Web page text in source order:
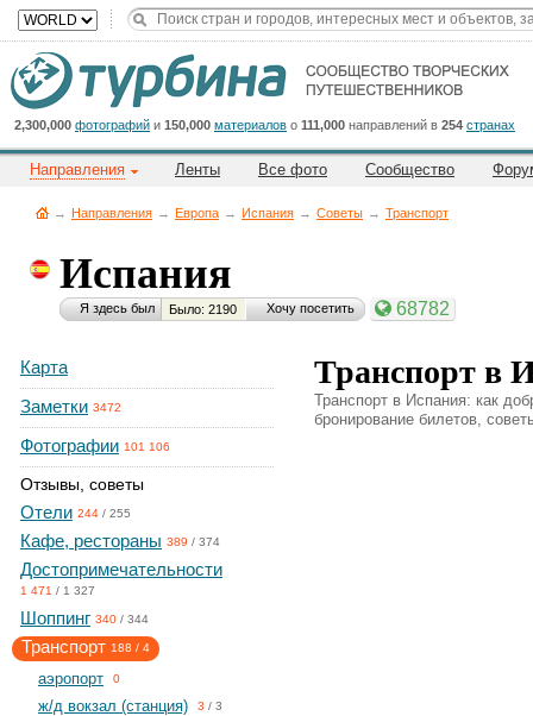
2,300,000 фотографий и 150,000 материалов о 111,000 направлений в 254 странах
Направления Ленты Все фото Сообщество
→ Направления → Европа → Испания → Советы → Транспорт
Испания
Я здесь был Было: 2190 Хочу посетить 68782
Карта
Заметки 3472
Фотографии 101 106
Отзывы, советы
Отели 244 / 255
Кафе, рестораны 389 / 374
Достопримечательности
1 471 / 1 327
Шоппинг 340 / 344
Транспорт 188 / 4
aэропорт 0
ж/д вокзал (станция) 3 / 3
Транспорт в
Транспорт в Испания: как
бронирование билетов,
Cейчас
на
сайте:
Title
Button